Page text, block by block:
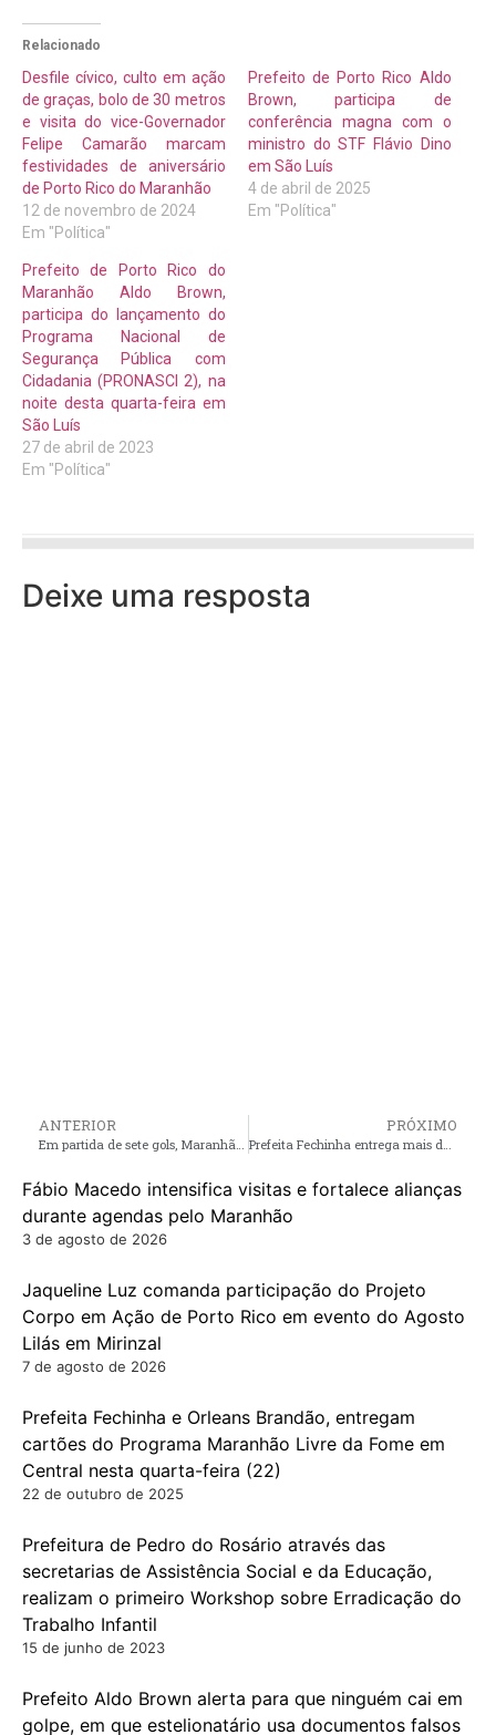
Relacionado
Desfile cívico, culto em ação
de graças, bolo de 30 metros
e visita do vice-Governador
Felipe Camarão marcam
festividades de aniversário
de Porto Rico do Maranhão
12 de novembro de 2024
Em "Política"
Prefeito de Porto Rico Aldo
Brown, participa de
conferência magna com o
ministro do STF Flávio Dino
em São Luís
4 de abril de 2025
Em "Política"
Prefeito de Porto Rico do
Maranhão Aldo Brown,
participa do lançamento do
Programa Nacional de
Segurança Pública com
Cidadania (PRONASCI 2), na
noite desta quarta-feira em
São Luís
27 de abril de 2023
Em "Política"
Deixe uma resposta
ANTERIOR
Em partida de sete gols, Maranhão vence Itabaiana e entra no G4 do grupo A da Copa do Nordeste
PRÓXIMO
Prefeita Fechinha entrega mais duas escolas totalmente reformadas e equipadas, no Município de Central do Maranhão
Fábio Macedo intensifica visitas e fortalece alianças
durante agendas pelo Maranhão
3 de agosto de 2026
Jaqueline Luz comanda participação do Projeto
Corpo em Ação de Porto Rico em evento do Agosto
Lilás em Mirinzal
7 de agosto de 2026
Prefeita Fechinha e Orleans Brandão, entregam
cartões do Programa Maranhão Livre da Fome em
Central nesta quarta-feira (22)
22 de outubro de 2025
Prefeitura de Pedro do Rosário através das
secretarias de Assistência Social e da Educação,
realizam o primeiro Workshop sobre Erradicação do
Trabalho Infantil
15 de junho de 2023
Prefeito Aldo Brown alerta para que ninguém cai em
golpe, em que estelionatário usa documentos falsos